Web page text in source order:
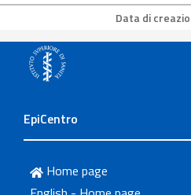
Data di
EpiCentro
Home page